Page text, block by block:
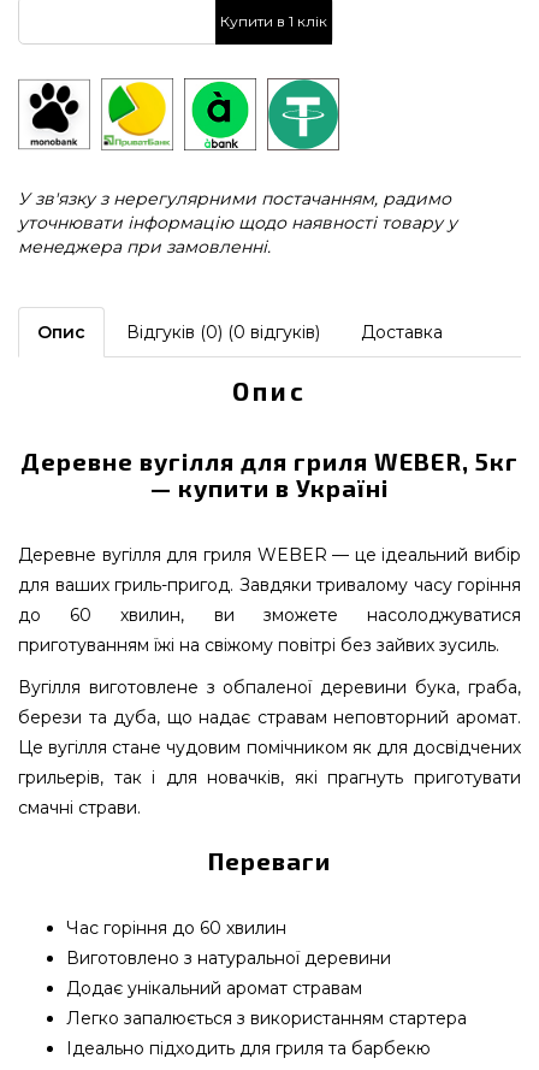
Купити в 1 клік
У зв'язку з нерегулярними постачанням, радимо
уточнювати інформацію щодо наявності товару у
менеджера при замовленні.
Опис Відгуків (0) (0 відгуків) Доставка
Опис
Деревне вугілля для гриля WEBER, 5кг
— купити в Україні
Деревне вугілля для гриля WEBER — це ідеальний вибір
для ваших гриль-пригод. Завдяки тривалому часу горіння
до 60 хвилин, ви зможете насолоджуватися
приготуванням їжі на свіжому повітрі без зайвих зусиль.
Вугілля виготовлене з обпаленої деревини бука, граба,
берези та дуба, що надає стравам неповторний аромат.
Це вугілля стане чудовим помічником як для досвідчених
грильерів, так і для новачків, які прагнуть приготувати
смачні страви.
Переваги
Час горіння до 60 хвилин
Виготовлено з натуральної деревини
Додає унікальний аромат стравам
Легко запалюється з використанням стартера
Ідеально підходить для гриля та барбекю